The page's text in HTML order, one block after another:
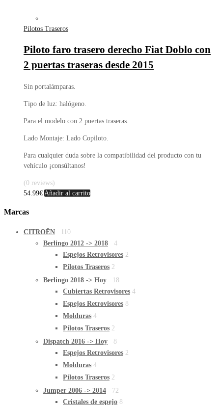
Pilotos Traseros
Piloto faro trasero derecho Fiat Doblo con
2 puertas traseras desde 2015
Sin portalámparas.
Tipo de luz: halógeno.
Para el modelo con 2 puertas traseras.
Lado Montaje: Lado Copiloto.
Para cualquier duda sobre la compatibilidad del producto con tu
vehículo ¡consúltanos!
(0 reviews)
54.99€ Añadir al carrito
Marcas
CITROËN
110
Berlingo 2012 -> 2018
4
Espejos Retrovisores 2
Pilotos Traseros 2
Berlingo 2018 -> Hoy
18
Cubiertas Retrovisores 4
Espejos Retrovisores 8
Molduras 4
Pilotos Traseros 2
Dispatch 2016 -> Hoy
8
Espejos Retrovisores 2
Molduras 4
Pilotos Traseros 2
Jumper 2006 -> 2014
72
Cristales de espejo 8